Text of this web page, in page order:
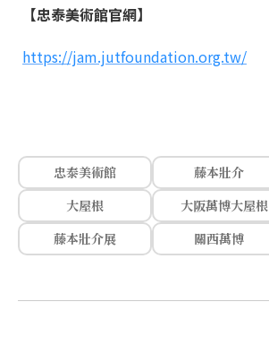
【忠泰美術館官網】
https://jam.jutfoundation.org.tw/
忠泰美術館
藤本壯介
大屋根
大阪萬博大屋根
藤本壯介展
關西萬博